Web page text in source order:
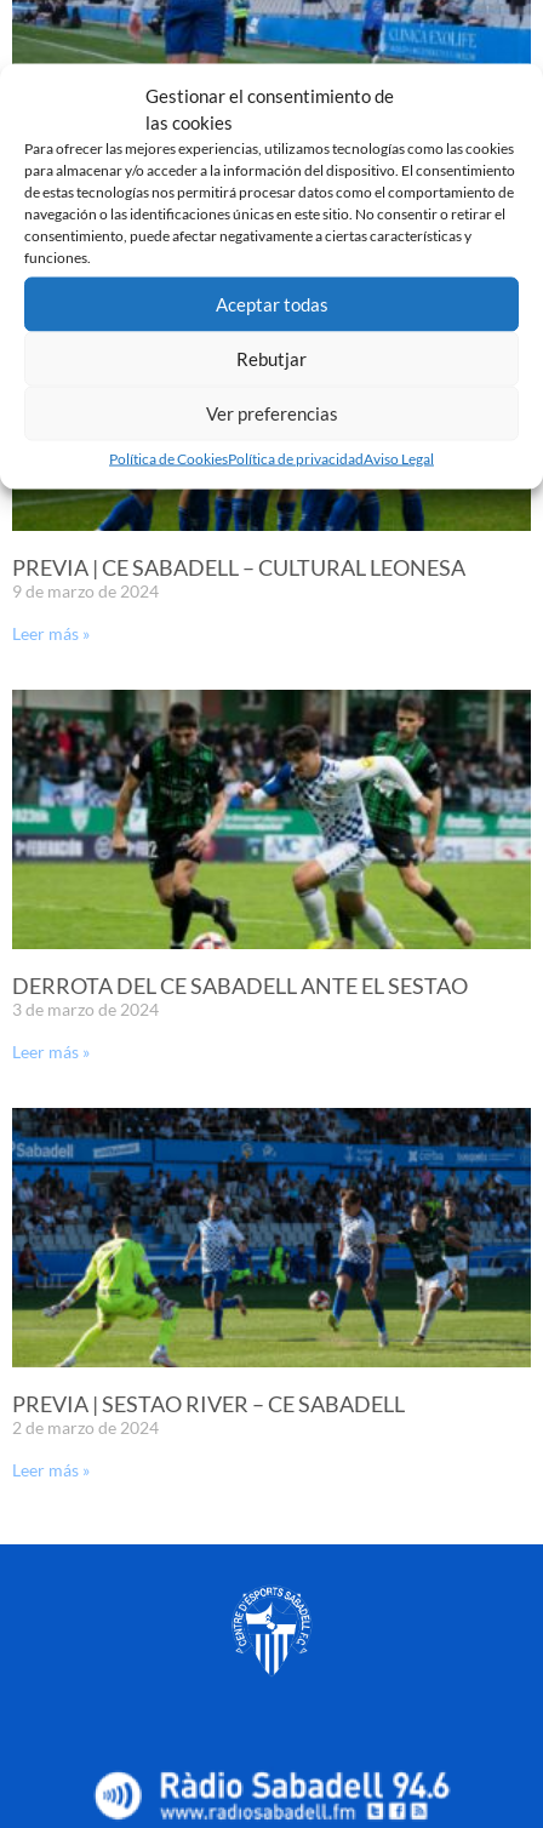
Gestionar el consentimiento de
las cookies
Para ofrecer las mejores experiencias, utilizamos tecnologías como las cookies
para almacenar y/o acceder a la información del dispositivo. El consentimiento
de estas tecnologías nos permitirá procesar datos como el comportamiento de
navegación o las identificaciones únicas en este sitio. No consentir o retirar el
consentimiento, puede afectar negativamente a ciertas características y
funciones.
Aceptar todas
Rebutjar
Ver preferencias
Política de CookiesPolítica de privacidadAviso Legal
EL SABADELL EMPATA ANTE LA CULTURAL EN LA
NOVA CREU ALTA
10 de marzo de 2024
Leer más »
PREVIA | CE SABADELL – CULTURAL LEONESA
9 de marzo de 2024
Leer más »
DERROTA DEL CE SABADELL ANTE EL SESTAO
3 de marzo de 2024
Leer más »
PREVIA | SESTAO RIVER – CE SABADELL
2 de marzo de 2024
Leer más »